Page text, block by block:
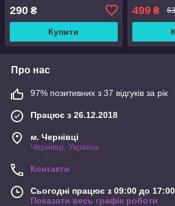
290 ₴
Купити
499₴
Про нас
97% позитивних з 37 відгуків за рік
Працює з 26.12.2018
м. Чернівці
Чернівці, Україна
Контакти
Сьогодні працює з 09:00 до 17:00
Показати весь графік роботи